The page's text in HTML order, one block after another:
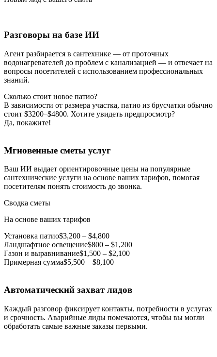
Разговоры на базе ИИ
Агент разбирается в сантехнике — от проточных
водонагревателей до проблем с канализацией — и отвечает на
вопросы посетителей с использованием профессиональных
знаний.
Сколько стоит новое патио?
В зависимости от размера участка, патио из брусчатки обычно
стоит $3200–$4800. Хотите увидеть предпросмотр?
Да, покажите!
Мгновенные сметы услуг
Ваш ИИ выдает ориентировочные цены на популярные
сантехнические услуги на основе ваших тарифов, помогая
посетителям понять стоимость до звонка.
Сводка сметы
На основе ваших тарифов
Установка патио$3,200 – $4,800
Ландшафтное освещение$800 – $1,200
Газон и выравнивание$1,500 – $2,100
Примерная сумма$5,500 – $8,100
Автоматический захват лидов
Каждый разговор фиксирует контакты, потребности в услугах
и срочность. Аварийные лиды помечаются, чтобы вы могли
обработать самые важные заказы первыми.